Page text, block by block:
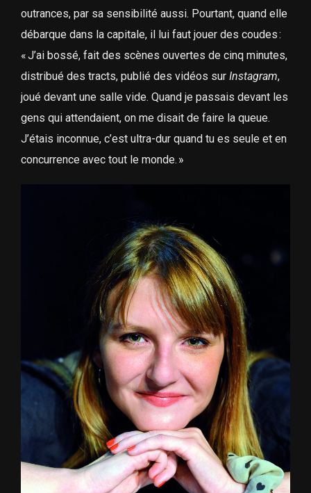
outrances, par sa sensibilité aussi. Pourtant, quand elle
débarque dans la capitale, il lui faut jouer des coudes :
« J’ai bossé, fait des scènes ouvertes de cinq minutes,
distribué des tracts, publié des vidéos sur Instagram,
joué devant une salle vide. Quand je passais devant les
gens qui attendaient, on me disait de faire la queue.
J’étais inconnue, c’est ultra-dur quand tu es seule et en
concurrence avec tout le monde. »